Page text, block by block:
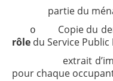
du
o Copie du
rôle du Service Public
pour chaque